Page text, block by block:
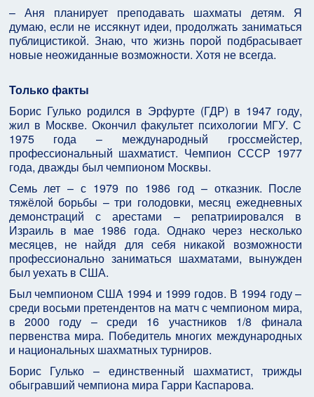
– Аня планирует преподавать шахматы детям. Я
думаю, если не иссякнут идеи, продолжать заниматься
публицистикой. Знаю, что жизнь порой подбрасывает
новые неожиданные возможности. Хотя не всегда.
Только факты
Борис Гулько родился в Эрфурте (ГДР) в 1947 году,
жил в Москве. Окончил факультет психологии МГУ. С
1975 года – международный гроссмейстер,
профессиональный шахматист. Чемпион СССР 1977
года, дважды был чемпионом Москвы.
Семь лет – с 1979 по 1986 год – отказник. После
тяжёлой борьбы – три голодовки, месяц ежедневных
демонстраций с арестами – репатриировался в
Израиль в мае 1986 года. Однако через несколько
месяцев, не найдя для себя никакой возможности
профессионально заниматься шахматами, вынужден
был уехать в США.
Был чемпионом США 1994 и 1999 годов. В 1994 году –
среди восьми претендентов на матч с чемпионом мира,
в 2000 году – среди 16 участников 1/8 финала
первенства мира. Победитель многих международных
и национальных шахматных турниров.
Борис Гулько – единственный шахматист, трижды
обыгравший чемпиона мира Гарри Каспарова.